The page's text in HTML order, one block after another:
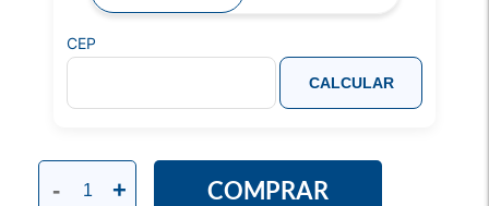
- + COMPRAR
CEP
CALCULAR